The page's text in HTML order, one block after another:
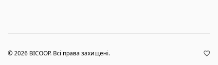
© 2026 BICOOP. Всі права захищені.